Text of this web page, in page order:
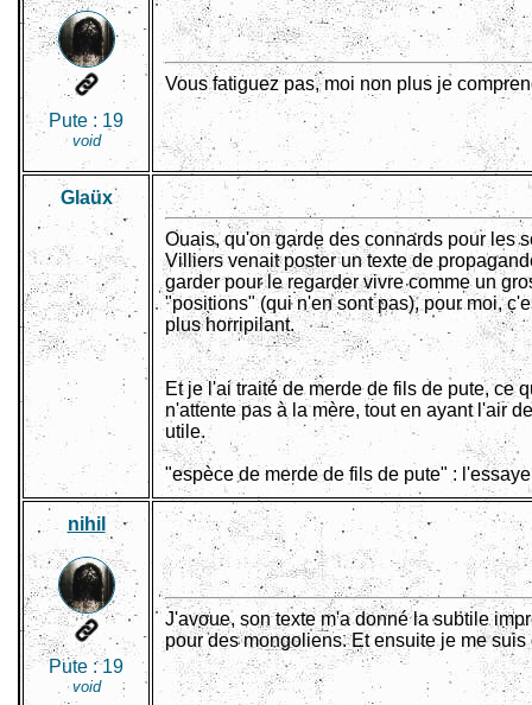
Pute : 19
void
Vous fatiguez pas, moi non plus je
Glaüx
Ouais, qu'on garde des connards pour les
Villiers venait poster un texte de
garder pour le regarder vivre comme un
"positions" (qui n'en sont pas), pour moi,
plus horripilant.
Et je l'ai traité de merde de fils de pute, ce
n'attente pas à la mère, tout en ayant l'air
utile.
"espèce de merde de fils de pute" :
nihil
Pute :19
void
J'avoue, son texte m'a donné la subtile
pour des mongoliens. Et ensuite je me